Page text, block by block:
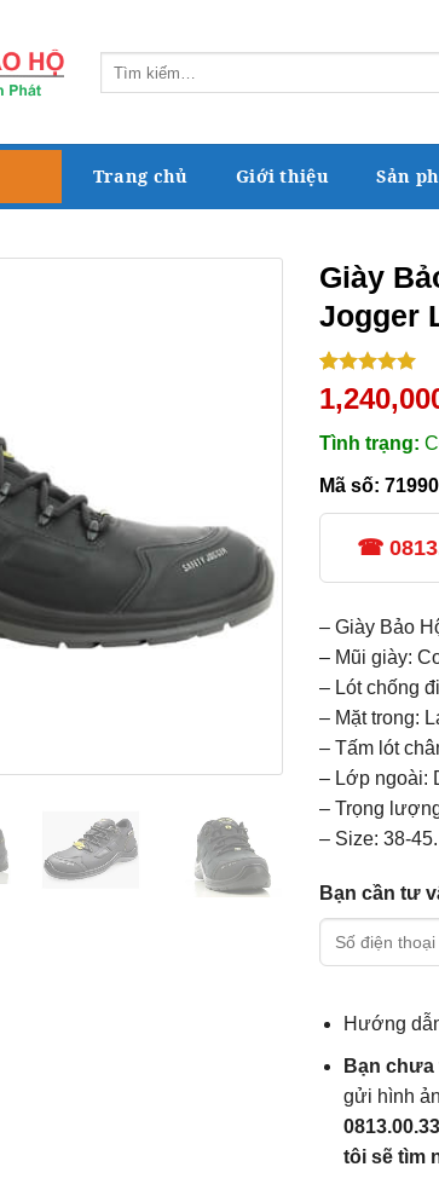
Trang chủ Giới thiệu Sản
Giày
Jogger
5.00trên 5
dựa trên
1
Tình trạng:
Mã số:
☎
– Giày Bảo
– Mũi giày:
– Lót chống
– Mặt trong:
– Tấm lót
– Lớp ngoài:
– Trọng
– Size: 38-45.
Bạn cần tư
Hướng
Bạn
gửi hình
tôi sẽ tìm